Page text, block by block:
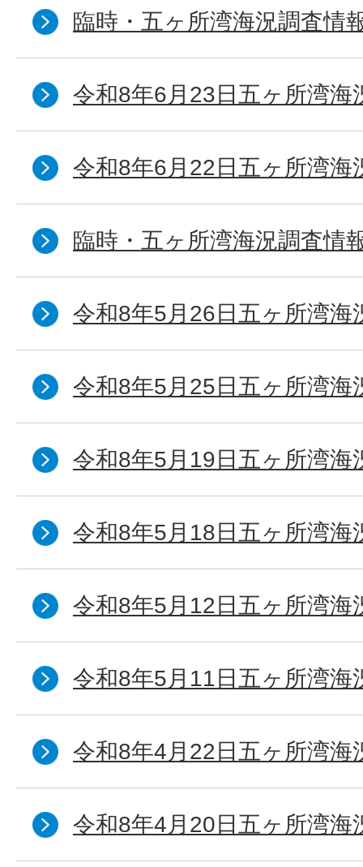
臨時・五ヶ所湾海況調査情
令和8年6月23日五ヶ所湾海
令和8年6月22日五ヶ所湾海
臨時・五ヶ所湾海況調査情
令和8年5月26日五ヶ所湾海
令和8年5月25日五ヶ所湾海
令和8年5月19日五ヶ所湾海
令和8年5月18日五ヶ所湾海
令和8年5月12日五ヶ所湾海
令和8年5月11日五ヶ所湾海
令和8年4月22日五ヶ所湾海
令和8年4月20日五ヶ所湾海